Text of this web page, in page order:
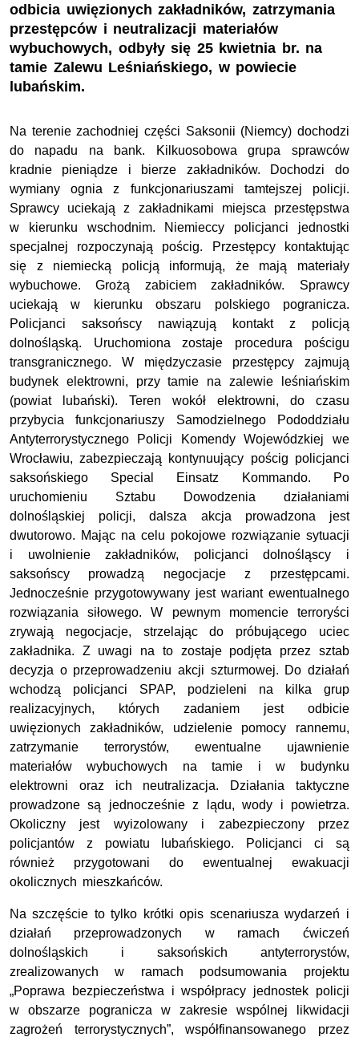
odbicia uwięzionych zakładników, zatrzymania
przestępców i neutralizacji materiałów
wybuchowych, odbyły się 25 kwietnia br. na
tamie Zalewu Leśniańskiego, w powiecie
lubańskim.
Na terenie zachodniej części Saksonii (Niemcy) dochodzi
do napadu na bank. Kilkuosobowa grupa sprawców
kradnie pieniądze i bierze zakładników. Dochodzi do
wymiany ognia z funkcjonariuszami tamtejszej policji.
Sprawcy uciekają z zakładnikami miejsca przestępstwa
w kierunku wschodnim. Niemieccy policjanci jednostki
specjalnej rozpoczynają pościg. Przestępcy kontaktując
się z niemiecką policją informują, że mają materiały
wybuchowe. Grożą zabiciem zakładników. Sprawcy
uciekają w kierunku obszaru polskiego pogranicza.
Policjanci saksońscy nawiązują kontakt z policją
dolnośląską. Uruchomiona zostaje procedura pościgu
transgranicznego. W międzyczasie przestępcy zajmują
budynek elektrowni, przy tamie na zalewie leśniańskim
(powiat lubański). Teren wokół elektrowni, do czasu
przybycia funkcjonariuszy Samodzielnego Pododdziału
Antyterrorystycznego Policji Komendy Wojewódzkiej we
Wrocławiu, zabezpieczają kontynuujący pościg policjanci
saksońskiego Special Einsatz Kommando. Po
uruchomieniu Sztabu Dowodzenia działaniami
dolnośląskiej policji, dalsza akcja prowadzona jest
dwutorowo. Mając na celu pokojowe rozwiązanie sytuacji
i uwolnienie zakładników, policjanci dolnośląscy i
saksońscy prowadzą negocjacje z przestępcami.
Jednocześnie przygotowywany jest wariant ewentualnego
rozwiązania siłowego. W pewnym momencie terroryści
zrywają negocjacje, strzelając do próbującego uciec
zakładnika. Z uwagi na to zostaje podjęta przez sztab
decyzja o przeprowadzeniu akcji szturmowej. Do działań
wchodzą policjanci SPAP, podzieleni na kilka grup
realizacyjnych, których zadaniem jest odbicie
uwięzionych zakładników, udzielenie pomocy rannemu,
zatrzymanie terrorystów, ewentualne ujawnienie
materiałów wybuchowych na tamie i w budynku
elektrowni oraz ich neutralizacja. Działania taktyczne
prowadzone są jednocześnie z lądu, wody i powietrza.
Okoliczny jest wyizolowany i zabezpieczony przez
policjantów z powiatu lubańskiego. Policjanci ci są
również przygotowani do ewentualnej ewakuacji
okolicznych mieszkańców.
Na szczęście to tylko krótki opis scenariusza wydarzeń i
działań przeprowadzonych w ramach ćwiczeń
dolnośląskich i saksońskich antyterrorystów,
zrealizowanych w ramach podsumowania projektu
„Poprawa bezpieczeństwa i współpracy jednostek policji
w obszarze pogranicza w zakresie wspólnej likwidacji
zagrożeń terrorystycznych”, współfinansowanego przez